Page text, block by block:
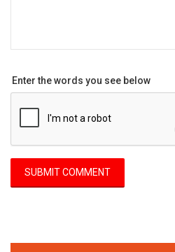
Enter the words you see below